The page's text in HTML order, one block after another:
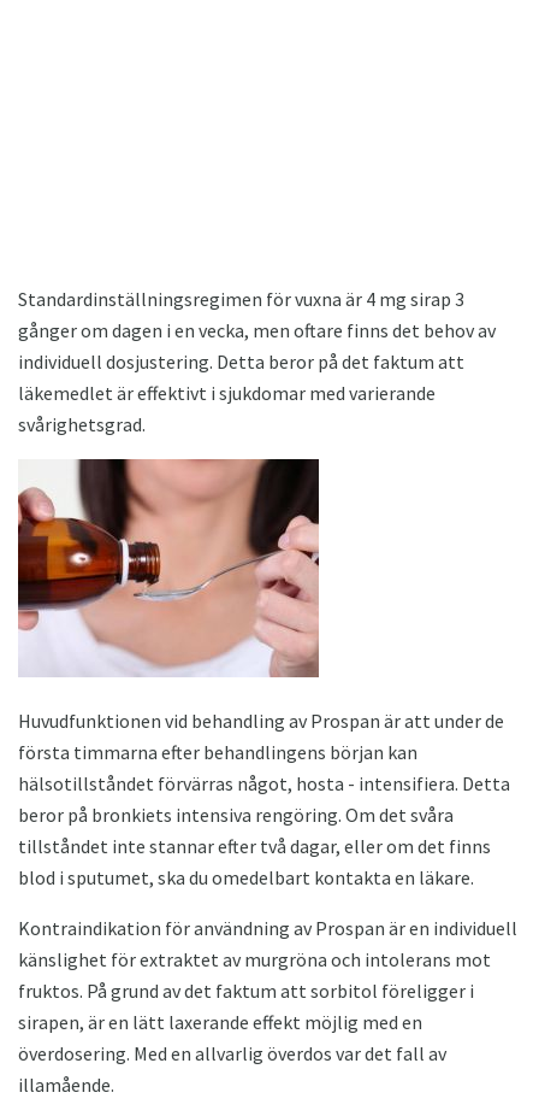
Standardinställningsregimen för vuxna är 4 mg sirap 3
gånger om dagen i en vecka, men oftare finns det behov av
individuell dosjustering. Detta beror på det faktum att
läkemedlet är effektivt i sjukdomar med varierande
svårighetsgrad.
Huvudfunktionen vid behandling av Prospan är att under de
första timmarna efter behandlingens början kan
hälsotillståndet förvärras något, hosta - intensifiera. Detta
beror på bronkiets intensiva rengöring. Om det svåra
tillståndet inte stannar efter två dagar, eller om det finns
blod i sputumet, ska du omedelbart kontakta en läkare.
Kontraindikation för användning av Prospan är en individuell
känslighet för extraktet av murgröna och intolerans mot
fruktos. På grund av det faktum att sorbitol föreligger i
sirapen, är en lätt laxerande effekt möjlig med en
överdosering. Med en allvarlig överdos var det fall av
illamående.